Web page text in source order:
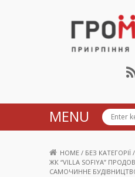
MENU
HOME / БЕЗ КАТЕГОРІЇ /
ЖК “VILLA SOFIYA”
САМОЧИННЕ